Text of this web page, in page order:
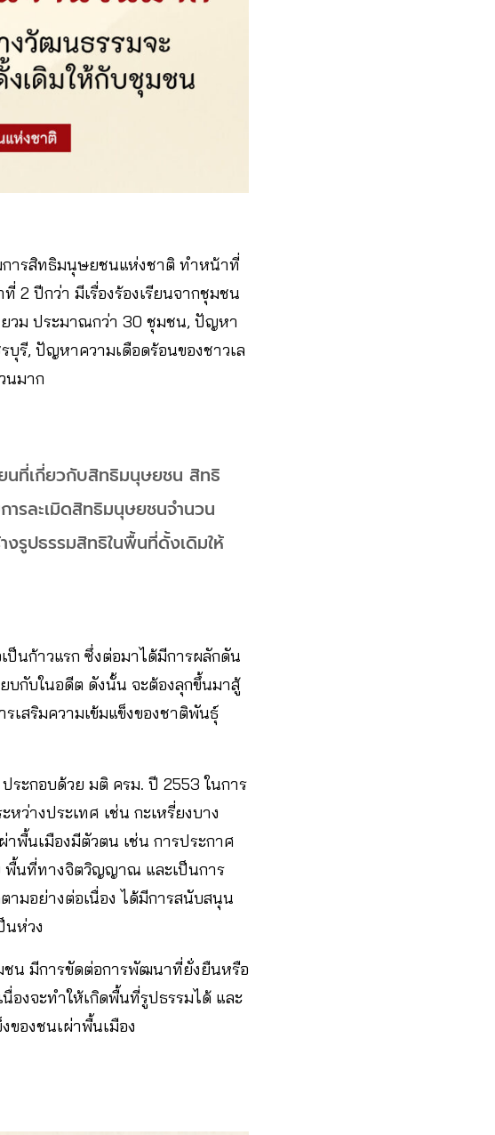
การสิทธิมนุษยชนแห่งชาติ ทำหน้าที่
2 ปีกว่า มีเรื่องร้องเรียนจากชุมชน
ยวม ประมาณกว่า 30 ชุมชน, ปัญหา
บุรี, ปัญหาความเดือดร้อนของชาวเล
นมาก
นที่เกี่ยวกับสิทธิมนุษยชน สิทธิ
รละเมิดสิทธิมนุษยชนจำนวน
งรูปธรรมสิทธิในพื้นที่ดั้งเดิมให้
ป็นก้าวแรก ซึ่งต่อมาได้มีการผลักดัน
บกับในอดีต ดังนั้น จะต้องลุกขึ้นมาสู้
เสริมความเข้มแข็งของชาติพันธุ์
ระกอบด้วย มติ ครม. ปี 2553 ในการ
ว่างประเทศ เช่น กะเหรี่ยงบาง
พื้นเมืองมีตัวตน เช่น การประกาศ
พื้นที่ทางจิตวิญญาณ และเป็นการ
มอย่างต่อเนื่อง ได้มีการสนับสนุน
นห่วง
ชน มีการขัดต่อการพัฒนาที่ยั่งยืนหรือ
องจะทำให้เกิดพื้นที่รูปธรรมได้ และ
ของชนเผ่าพื้นเมือง